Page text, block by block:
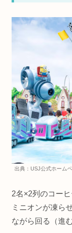
出典：USJ公式ホーム
2名×2列のコー
ミニオンが凍ら
ながら回る（進